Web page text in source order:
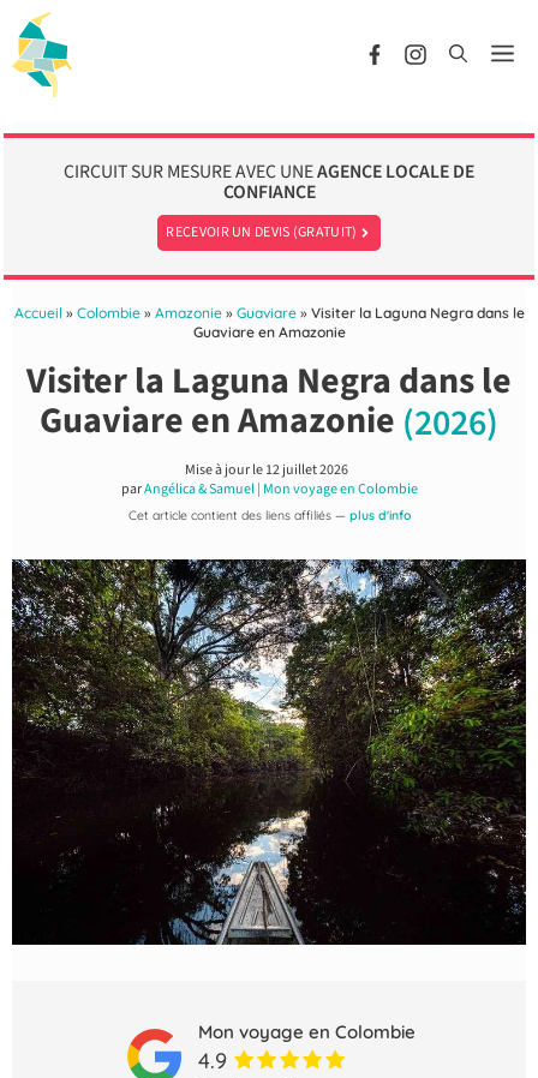
au
contenu
CIRCUIT SUR MESURE AVEC UNEAGENCE LOCALE DE
CONFIANCE
RECEVOIR UN DEVIS (GRATUIT)
Accueil » Colombie» Amazonie» Guaviare» Visiter la Laguna Negra dans le
Guaviare en Amazonie
Visiter la Laguna Negra dans le
Guaviare en Amazonie (2026)
Mise à jour le12 juillet 2026
parAngélica & Samuel | Mon voyage en Colombie
Cet article contient des liens affiliés — plus d'info
Mon voyage en Colombie
4.9